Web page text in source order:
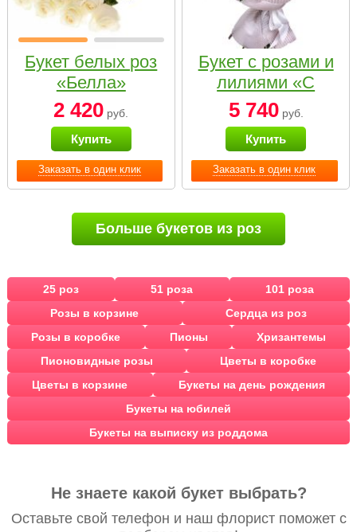
Заказать в один клик
Букет белых роз
«Белла»
2 420 руб.
Купить
Заказать в один клик
Букет с розами и
лилиями «С
наилучшими
пожеланиями»
5 740руб.
Купить
Больше букетов из роз
25 роз 51 роза
101 роза
Розы в корзине
Сердца из роз
Розы в коробке
Пионы
Хризантемы
Пионовидные розы
Цветы в коробке
Цветы в корзине
Букеты на день рождения
Букеты на юбилей
Букеты на выписку из роддома
Не знаете какой букет выбрать?
Оставьте свой телефон и наш флорист поможет с